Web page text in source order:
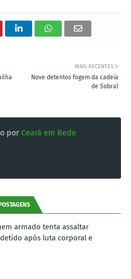
MAIS RECENTES
Nove detentos fogem da cadeia
de Sobral
por Ceará em Rede
armado tenta assaltar
após luta corporal e